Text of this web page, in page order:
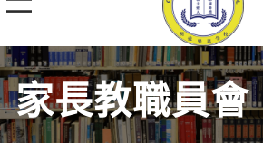
家長教職員會